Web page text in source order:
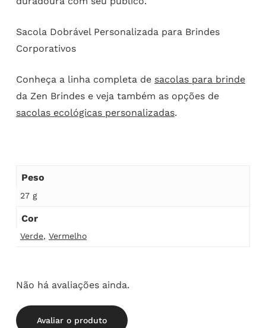
Sacola Dobrável Personalizada para Brindes
Corporativos
Conheça a linha completa de sacolas para brinde
da Zen Brindes e veja também as opções de
sacolas ecológicas personalizadas.
Peso
27 g
Cor
Verde, Vermelho
Não há avaliações ainda.
Avaliar o produto